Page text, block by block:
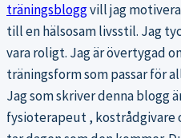
träningsbloggvill jag
till en hälsosam livsstil. Jag
vara roligt. Jag är övertygad
träningsform som passar för
Jag som skriver denna blogg
fysioterapeut , kostrådgivare